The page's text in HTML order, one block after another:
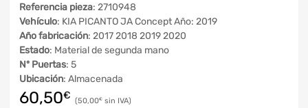
Referencia pieza: 2710948
Vehículo: KIA PICANTO JA Concept Año: 2019
Año fabricación: 2017 2018 2019 2020
Estado: Material de segunda mano
Nº Puertas: 5
Ubicación: Almacenada
60,50€ 50,00€